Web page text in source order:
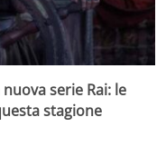
serie Rai: le
stagione